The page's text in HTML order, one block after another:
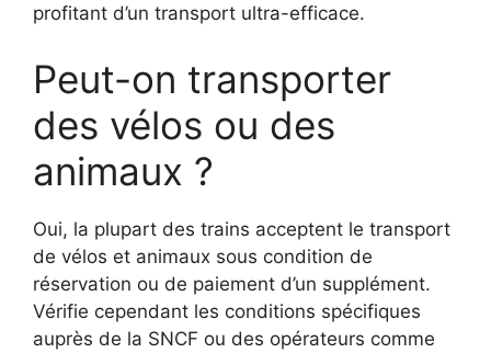
profitant d’un transport ultra-efficace.
Peut-on transporter
des vélos ou des
animaux ?
Oui, la plupart des trains acceptent le transport
de vélos et animaux sous condition de
réservation ou de paiement d’un supplément.
Vérifie cependant les conditions spécifiques
auprès de la SNCF ou des opérateurs comme